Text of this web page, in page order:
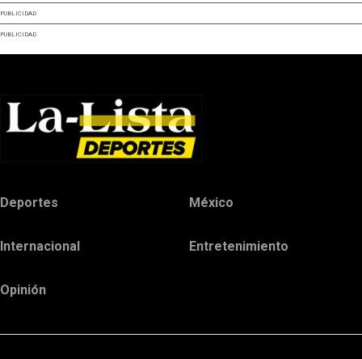
PUBLICIDAD
PUBLICIDAD
Deportes México
Internacional Entretenimiento
Opinión